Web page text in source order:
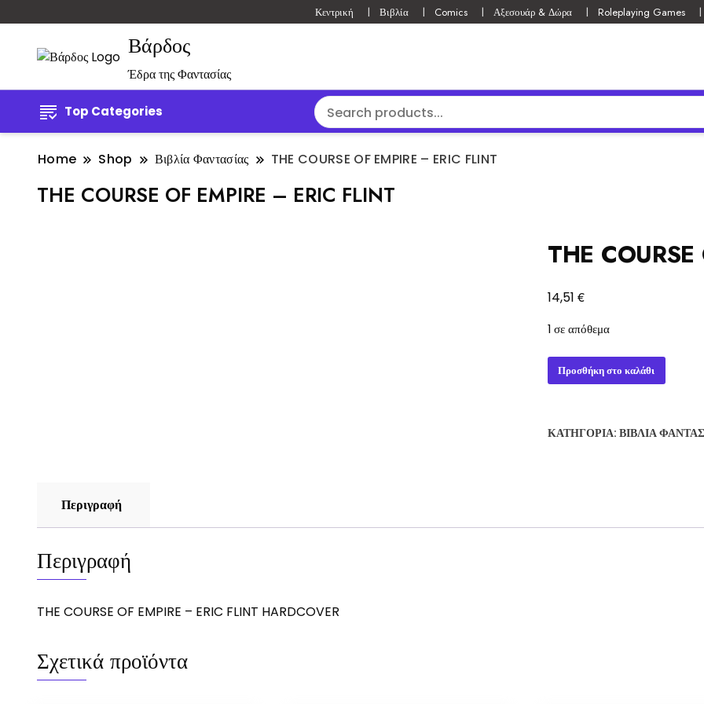
Κεντρική Βιβλία Comics Αξεσουάρ & Δώρα Roleplaying Games
Βάρδος
Έδρα της Φαντασίας
Top Categories
Home Shop Βιβλία Φαντασίας THE COURSE OF EMPIRE – ERIC FLINT
THE COURSE OF EMPIRE – ERIC FLINT
THE
14,51 €
1 σε απόθεμα
THE
COURSE
-
Προσθήκη στο καλάθι
ΚΑΤΗΓΟΡΊΑ: ΒΙΒΛΊΑ
Περιγραφή
Περιγραφή
THE COURSE OF EMPIRE – ERIC FLINT HARDCOVER
Σχετικά προϊόντα